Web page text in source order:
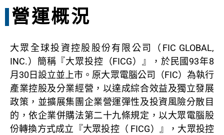
營運概況
大眾全球投資控股股份有限公司
（FIC GLOBAL,
INC.）簡稱『大眾投控（FICG）』，於民國93年8
月30日設立並上市。原大眾電腦公司（FIC）為執行
產業控股及分業經營，以達成綜合效益及獨立發展
政策，並擴展集團企業營運彈性及投資風險分散目
的，依企業併購法第二十九條規定，以大眾電腦股
份轉換方式成立『大眾投控（ FICG）』，大眾投控